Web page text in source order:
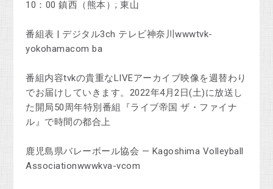
10：00 鎮西（熊本）; 東山
番組表 | デジタル3ch テレビ神奈川wwwtvk-
yokohamacom ba
番組内容tvkの貴重なLIVEアーカイブ映像を週替わり
でお届けしていきます。2022年4月2日(土)に放送し
た開局50周年特別番組『ライブ帝国 ザ・ファイナ
ル』で時間の都合上
鹿児島県バレーボール協会 — Kagoshima Volleyball
Associationwwwkva-vcom